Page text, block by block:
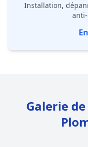
Installation,
Galerie